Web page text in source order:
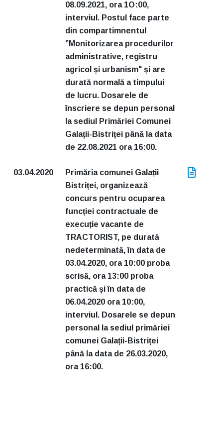
08.09.2021, ora 1O:00,
interviul. Postul face parte
din compartimnentul
”Monitorizarea procedurilor
administrative, registru
agricol și urbanism" și are
durată normală a timpului
de lucru. Dosarele de
înscriere se depun personal
la sediul Primăriei Comunei
Galații-Bistriței până la data
de 22.08.2021 ora 16:00.
03.04.2020
Primăria comunei Galații
Bistriței, organizează
concurs pentru ocuparea
funcției contractuale de
execuție vacante de
TRACTORIST, pe durată
nedeterminată, în data de
03.04.2020, ora 10:00 proba
scrisă, ora 13:00 proba
practică și în data de
06.04.2020 ora 10:00,
interviul. Dosarele se depun
personal la sediul primăriei
comunei Galații-Bistriței
până la data de 26.03.2020,
ora 16:00.